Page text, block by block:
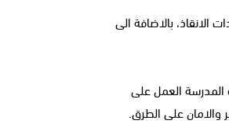
بالاضافة الى
المدرسة العمل على
والامان على الطرق.